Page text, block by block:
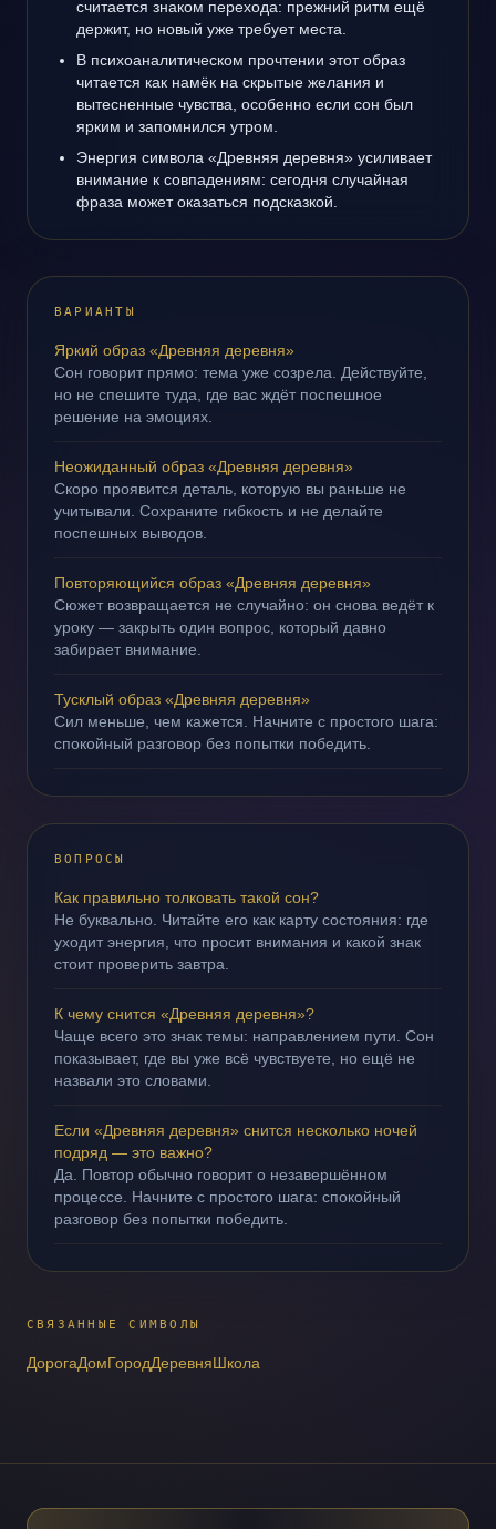
считается знаком перехода: прежний ритм ещё
держит, но новый уже требует места.
В психоаналитическом прочтении этот образ
читается как намёк на скрытые желания и
вытесненные чувства, особенно если сон был
ярким и запомнился утром.
Энергия символа «Древняя деревня» усиливает
внимание к совпадениям: сегодня случайная
фраза может оказаться подсказкой.
ВАРИАНТЫ
Яркий образ «Древняя деревня»
Сон говорит прямо: тема уже созрела. Действуйте,
но не спешите туда, где вас ждёт поспешное
решение на эмоциях.
Неожиданный образ «Древняя деревня»
Скоро проявится деталь, которую вы раньше не
учитывали. Сохраните гибкость и не делайте
поспешных выводов.
Повторяющийся образ «Древняя деревня»
Сюжет возвращается не случайно: он снова ведёт к
уроку — закрыть один вопрос, который давно
забирает внимание.
Тусклый образ «Древняя деревня»
Сил меньше, чем кажется. Начните с простого шага:
спокойный разговор без попытки победить.
ВОПРОСЫ
Как правильно толковать такой сон?
Не буквально. Читайте его как карту состояния: где
уходит энергия, что просит внимания и какой знак
стоит проверить завтра.
К чему снится «Древняя деревня»?
Чаще всего это знак темы: направлением пути. Сон
показывает, где вы уже всё чувствуете, но ещё не
назвали это словами.
Если «Древняя деревня» снится несколько ночей
подряд — это важно?
Да. Повтор обычно говорит о незавершённом
процессе. Начните с простого шага: спокойный
разговор без попытки победить.
СВЯЗАННЫЕ СИМВОЛЫ
ДорогаДомГородДеревняШкола